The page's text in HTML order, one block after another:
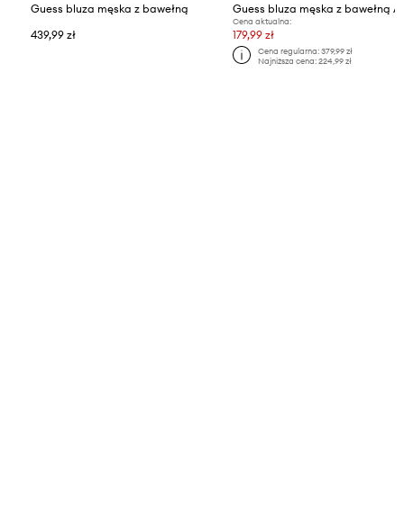
Guess bluza męska z bawełną
439,99 zł
Guess bluza męska z bawełną
Cena aktualna:
179,99 zł
Cena regularna: 379,99 zł
Najniższa cena: 224,99 zł